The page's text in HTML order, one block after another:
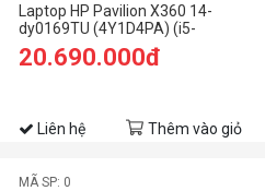
Laptop HP Pavilion X360 14-
dy0169TU (4Y1D4PA) (i5-
1135G7/8GB RAM/512GB
SSD/14 FHD Cảm
20.690.000đ
Liên hệ Thêm vào giỏ
MÃ SP: 0